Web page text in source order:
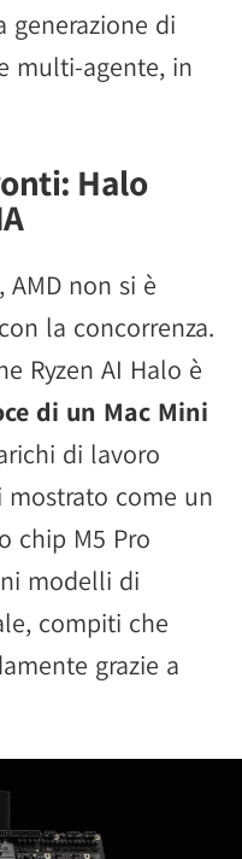
generazione di
multi-agente, in
Halo
AMD non si è
la concorrenza.
Ryzen AI Halo è
di un Mac Mini
di lavoro
mostrato come un
chip M5 Pro
modelli di
compiti che
grazie a